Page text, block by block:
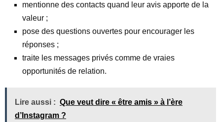
mentionne des contacts quand leur avis apporte de la
valeur ;
pose des questions ouvertes pour encourager les
réponses ;
traite les messages privés comme de vraies
opportunités de relation.
Lire aussi : Que veut dire « être amis » à l’ère
d’Instagram ?